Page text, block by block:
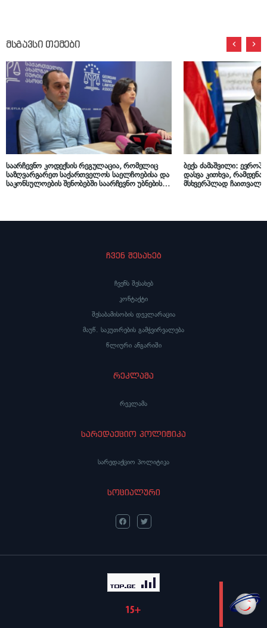
LIVE
მსგავსი თემები
საარჩევნო კოდექსის რეგულაცია, რომელიც
საზღვარგარეთ საქართველოს საელჩოებისა და
საკონსულოების შენობებში საარჩევნო უბნების
ბექა ძამაშვილი:
დასვა კითხვა,
მსხვერპლად
ჩვენ შესახებ
ჩვენს შესახებ
კონტაქტი
შესაბამისობის დეკლარაცია
მაუწ. საკუთრების გამჭვირვალება
წლიური ანგარიში
რეკლამა
რეკლამა
სარედაქციო პოლიტიკა
სარედაქციო პოლიტიკა
სოციალური